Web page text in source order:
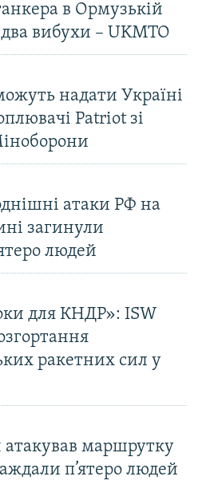
в Ормузькій
вибухи – UKMTO
надати Україні
Patriot зі
атаки РФ на
загинули
людей
для КНДР»: ISW
ракетних сил у
атакував маршрутку
п’ятеро людей